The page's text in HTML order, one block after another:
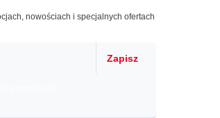
nowościach i specjalnych ofertach
Zapisz